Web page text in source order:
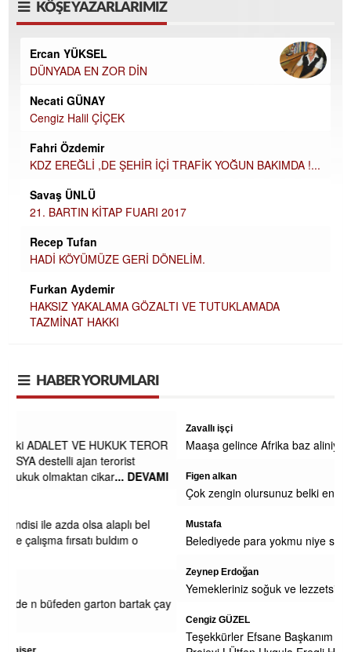
KÖŞE YAZARLARIMIZ
Ercan YÜKSEL
DÜNYADA EN ZOR DİN
Necati GÜNAY
Cengiz Halil ÇİÇEK
Fahri Özdemir
KDZ EREĞLİ ,DE ŞEHİR İÇİ TRAFİK YOĞUN BAKIMDA !...
Savaş ÜNLÜ
21. BARTIN KİTAP FUARI 2017
Recep Tufan
HADİ KÖYÜMÜZE GERİ DÖNELİM.
Furkan Aydemir
HAKSIZ YAKALAMA GÖZALTI VE TUTUKLAMADA
TAZMİNAT HAKKI
HABER YORUMLARI
Maaşa gelince Afrika baz aliniyor
Figen alkan
Çok zengin olursunuz belki engeliden ne isdiyosunuz
Mustafa
Belediyede para yokmu niye sağa sola yalvariyorlar
Yemekleriniz soğuk ve lezzetsiz. Kesinlikle yenmiyor.
Teşekkürler Efsane Başkanım . Secim Kitapcıgındaki bu